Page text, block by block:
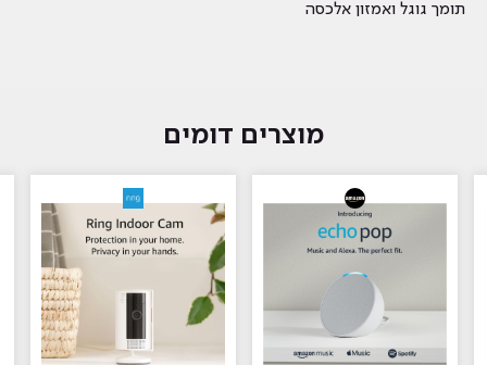
תומך גוגל ואמזון אלכסה
מוצרים דומים